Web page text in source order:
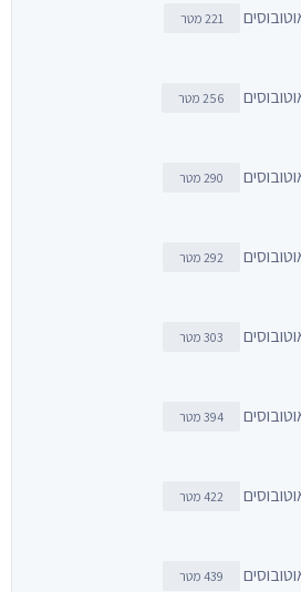
221 מטר
256 מטר
290 מטר
292 מטר
303 מטר
394 מטר
422 מטר
439 מטר